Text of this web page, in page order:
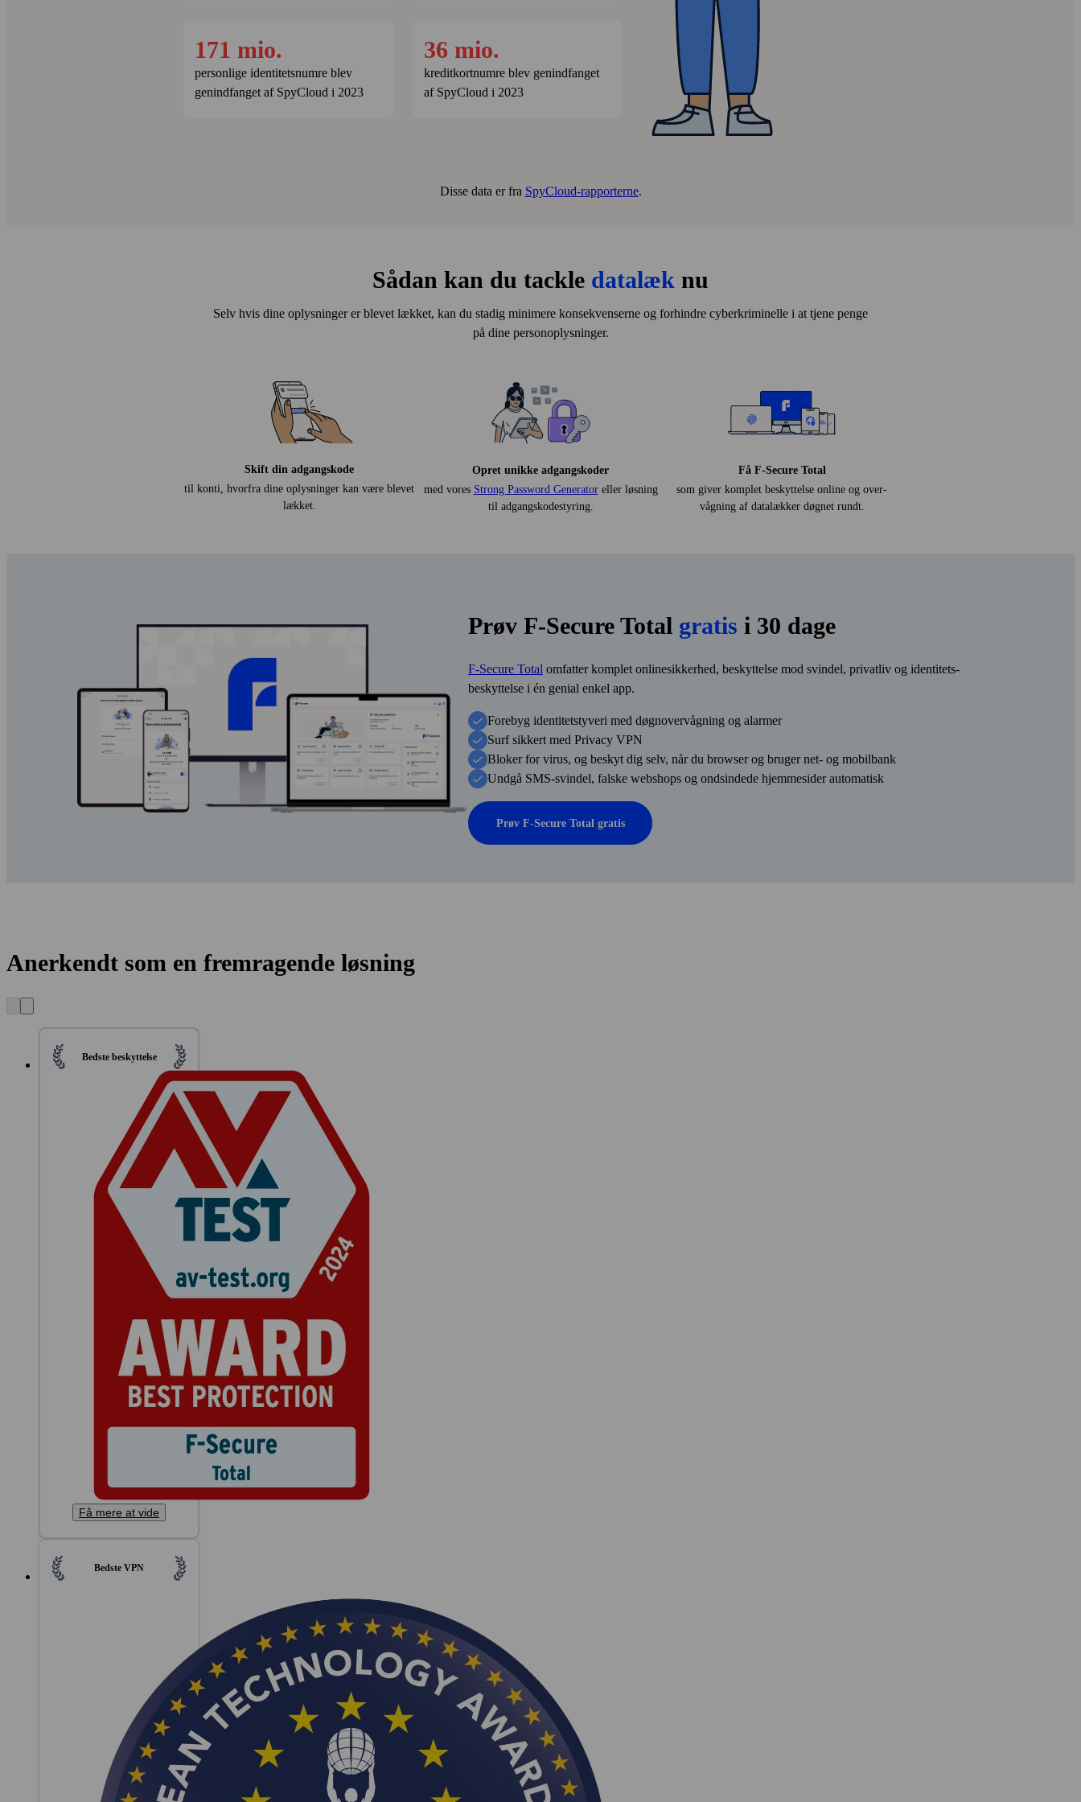
171 mio.
personlige identitets­numre blev
genindfanget af SpyCloud i 2023
36 mio.
kredit­kort­numre blev genindfanget
af SpyCloud i 2023
Disse data er fra SpyCloud-rapporterne.
Sådan kan du tackle datalæk nu
Selv hvis dine oplysninger er blevet lækket, kan du stadig minimere konsekvenserne og forhindre cyber­kriminelle i at tjene penge
på dine person­oplysninger.
Skift din adgangskode
til konti, hvorfra dine oplysninger kan være blevet
lækket.
Opret unikke adgangskoder
med vores Strong Password Generatoreller løsning
til adgangs­kode­styring.
Få F‑Secure Total
som giver komplet beskyttelse online og over­
vågning af data­lækker døgnet rundt.
Prøv F‑Secure Total gratis i 30 dage
F-Secure Total omfatter komplet online­sikkerhed, beskyttelse mod svindel, privatliv og identitets­
beskyttelse i én genial enkel app.
Forebyg identitetstyveri med døgn­over­vågning og alarmer
Surf sikkert med Privacy VPN
Bloker for virus, og beskyt dig selv, når du browser og bruger net- og mobil­bank
Undgå SMS-svindel, falske web­shops og ondsindede hjemme­sider automatisk
Prøv F‑Secure Total gratis
Anerkendt som en fremragende løsning
Bedste beskyttelse
Få mere at vide
Bedste VPN